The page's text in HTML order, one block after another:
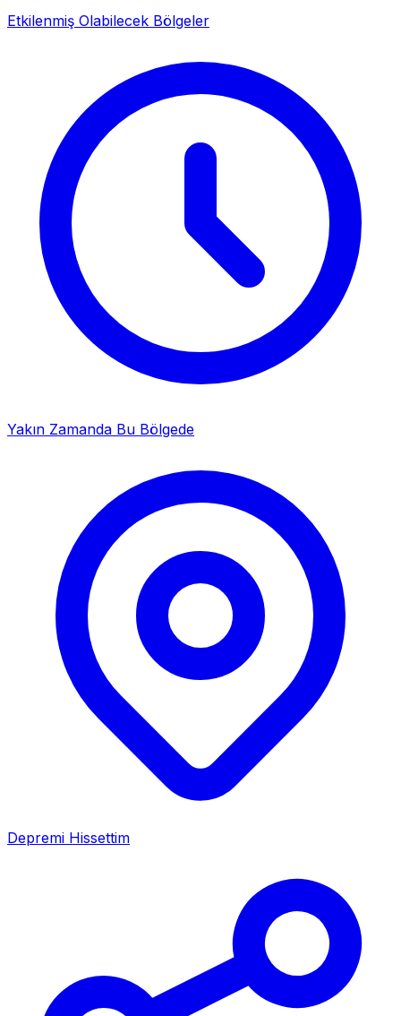
Etkilenmiş Olabilecek Bölgeler
Yakın Zamanda Bu Bölgede
Depremi Hissettim